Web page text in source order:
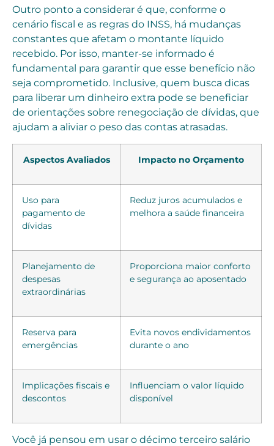
Outro ponto a considerar é que, conforme o
cenário fiscal e as regras do INSS, há mudanças
constantes que afetam o montante líquido
recebido. Por isso, manter-se informado é
fundamental para garantir que esse benefício não
seja comprometido. Inclusive, quem busca dicas
para liberar um dinheiro extra pode se beneficiar
de orientações sobre renegociação de dívidas, que
ajudam a aliviar o peso das contas atrasadas.
Aspectos Avaliados Impacto no Orçamento
Uso para
pagamento de
dívidas
Reduz juros acumulados e
melhora a saúde financeira
Planejamento de
despesas
extraordinárias
Proporciona maior conforto
e segurança ao aposentado
Reserva para
emergências
Evita novos endividamentos
durante o ano
Implicações fiscais e
descontos
Influenciam o valor líquido
disponível
Você já pensou em usar o décimo terceiro salário